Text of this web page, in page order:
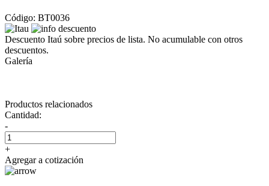
Código: BT0036
Descuento Itaú sobre precios de lista. No acumulable con otros
descuentos.
Galería
Productos relacionados
Cantidad:
-
+
Agregar a cotización